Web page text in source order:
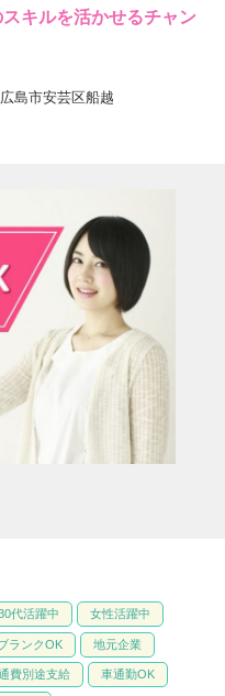
キルを活かせるチャン
島市安芸区船越
代活躍中 女性活躍中
ランクOK 地元企業
費別途支給 車通勤OK